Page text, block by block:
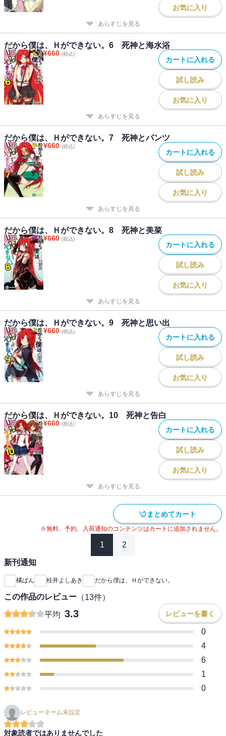
お気に入り
あらすじを見る
だから僕は、Ｈができない。6 死神と海水浴
¥660 (税込)
カートに入れる
試し読み
お気に入り
あらすじを見る
だから僕は、Ｈができない。7 死神とパンツ
¥660 (税込)
カートに入れる
試し読み
お気に入り
あらすじを見る
だから僕は、Ｈができない。8 死神と美菜
¥660 (税込)
カートに入れる
試し読み
お気に入り
あらすじを見る
だから僕は、Ｈができない。9 死神と思い出
¥660 (税込)
カートに入れる
試し読み
お気に入り
あらすじを見る
だから僕は、Ｈができない。10 死神と告白
¥660 (税込)
カートに入れる
試し読み
お気に入り
あらすじを見る
まとめてカート
※無料、予約、入荷通知のコンテンツはカートに追加されません。
1 2
新刊通知
橘ぱん 桂井よしあき だから僕は、Ｈができない。
この作品のレビュー （13件）
平均 3.3 レビューを書く
0
4
6
1
0
レビューネーム未設定
対象読者ではありませんでした